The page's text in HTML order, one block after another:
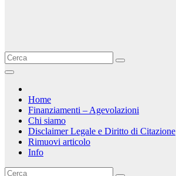
Home
Finanziamenti – Agevolazioni
Chi siamo
Disclaimer Legale e Diritto di Citazione
Rimuovi articolo
Info